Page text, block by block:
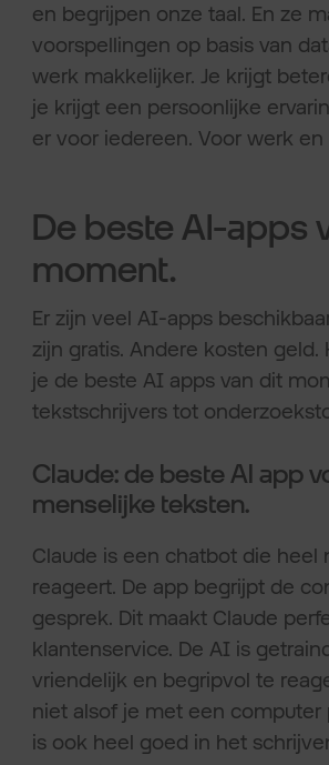
en begrijpen onze taal. En ze
voorspellingen op basis van
werk makkelijker. Je krijgt
je krijgt een persoonlijke
er voor iedereen. Voor werk en
De beste AI-apps
moment.
Er zijn veel AI-apps
zijn gratis. Andere kosten geld.
je de beste AI apps van dit
tekstschrijvers tot
Claude: de beste AI app
menselijke teksten.
Claude is een chatbot die heel
reageert. De app begrijpt de
gesprek. Dit maakt Claude
klantenservice. De AI is
vriendelijk en begripvol te
niet alsof je met een computer
is ook heel goed in het